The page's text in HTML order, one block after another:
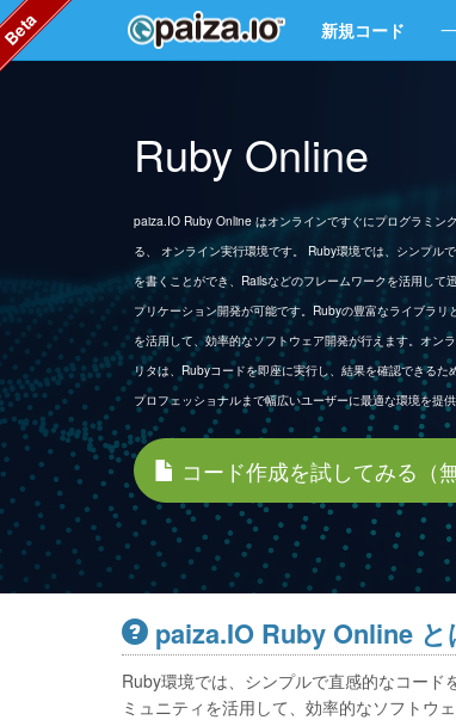
新規コード
Ruby Online
paiza.IO Ruby Online はオンラインですぐにプログラミン
る、 オンライン実行環境です。 Ruby環境では、シンプル
を書くことができ、Railsなどのフレームワークを活用して
プリケーション開発が可能です。Rubyの豊富なライブラリ
を活用して、効率的なソフトウェア開発が行えます。オン
リタは、Rubyコードを即座に実行し、結果を確認できるた
プロフェッショナルまで幅広いユーザーに最適な環境を提供
コード作成を試してみる（無
paiza.IO Ruby Online と
Ruby環境では、シンプルで直感的なコー
ミュニティを活用して、効率的なソフトウ